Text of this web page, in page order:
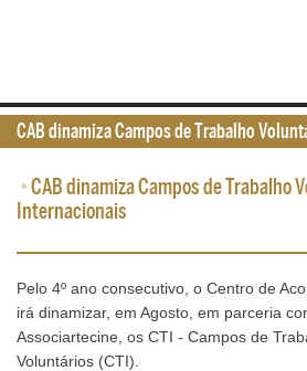
•CAB dinamiza Campos de Trabalho
Internacionais
Pelo 4º ano consecutivo, o Centro de
irá dinamizar, em Agosto, em parceria
Associartecine, os CTI - Campos de
Voluntários (CTI).
CAB dinamiza Campos de Trabalho